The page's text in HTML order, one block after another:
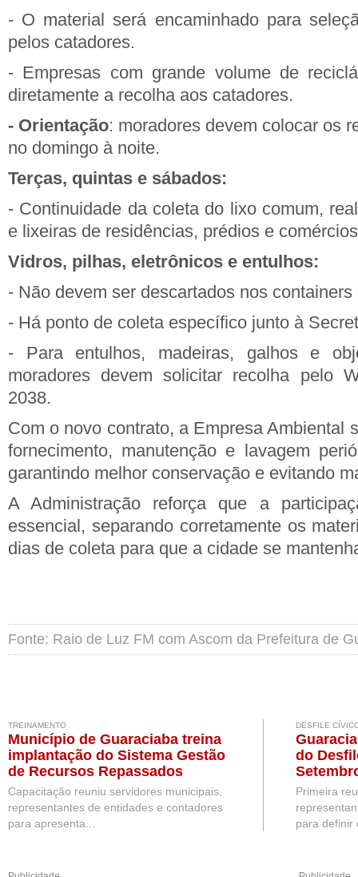
- O material será encaminhado para
pelos catadores.
- Empresas com grande volume de
diretamente a recolha aos catadores.
- Orientação: moradores devem colocar os
no domingo à noite.
Terças, quintas e sábados:
- Continuidade da coleta do lixo comum,
e lixeiras de residências, prédios e
Vidros, pilhas, eletrônicos e entulhos:
- Não devem ser descartados nos
- Há ponto de coleta específico junto à
- Para entulhos, madeiras, galhos e
moradores devem solicitar recolha pelo
2038.
Com o novo contrato, a Empresa Ambiental
fornecimento, manutenção e lavagem
garantindo melhor conservação e evitando
A Administração reforça que a
essencial, separando corretamente os
dias de coleta para que a cidade se
Fonte: Raio de Luz FM com Ascom da Prefeitura de
TREINAMENTO
Município de Guaraciaba treina
implantação do Sistema Gestão
de Recursos Repassados
Capacitação reuniu servidores municipais,
representantes de entidades e contadores
para apresenta...
DESFILE
do
Primeira
para definir